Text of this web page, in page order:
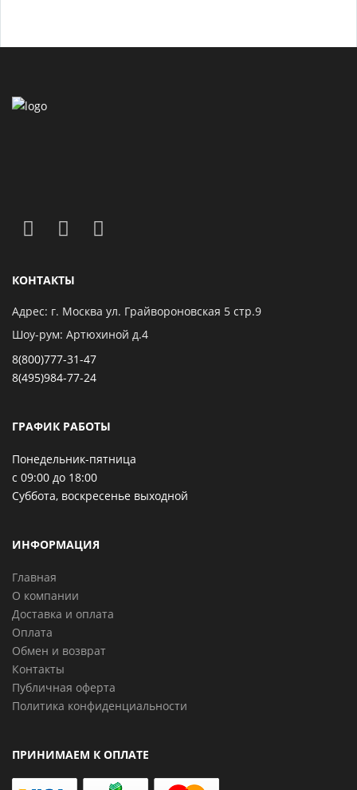
КОНТАКТЫ
Адрес: г. Москва ул. Грайвороновская 5 стр.9
Шоу-рум: Артюхиной д.4
8(800)777-31-47
8(495)984-77-24
ГРАФИК РАБОТЫ
Понедельник-пятница
с 09:00 до 18:00
Суббота, воскресенье выходной
ИНФОРМАЦИЯ
Главная
О компании
Доставка и оплата
Оплата
Обмен и возврат
Контакты
Публичная оферта
Политика конфиденциальности
ПРИНИМАЕМ К ОПЛАТЕ